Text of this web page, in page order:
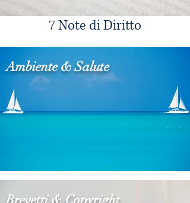
7 Note di Diritto
Ambiente & Salute
Brevetti & Copyright